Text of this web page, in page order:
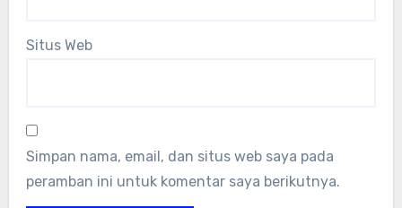
Situs Web
Simpan nama, email, dan situs web saya pada
peramban ini untuk komentar saya berikutnya.